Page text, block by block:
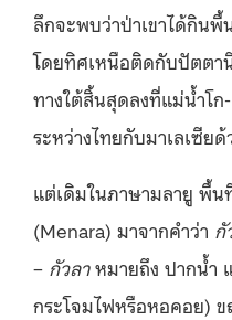
ลึกจะพบว่าป่าเขาได้กิน
โดยทิศเหนือติดกับปัตตา
ทางใต้สิ้นสุดลงที่แม่น้ำโ
ระหว่างไทยกับมาเลเซียด้
แต่เดิมในภาษามลายู พื้น
(Menara) มาจากคำว่า กั
– กัวลาหมายถึง ปากน้ำ
กระโจมไฟหรือหอคอย)